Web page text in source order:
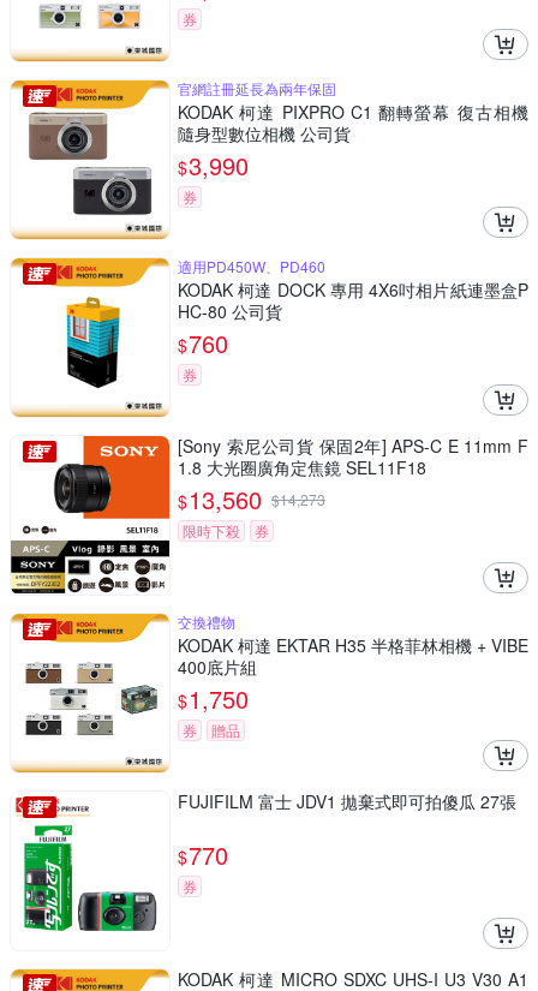
券
官網註冊延長為兩年保固
KODAK 柯達 PIXPRO C1 翻轉螢幕 復古相機
隨身型數位相機 公司貨
$3,990
券
適用PD450W、PD460
KODAK 柯達 DOCK 專用 4X6吋相片紙連墨盒P
HC-80 公司貨
$760
券
[Sony 索尼公司貨 保固2年] APS-C E 11mm F
1.8 大光圈廣角定焦鏡 SEL11F18
$13,560 $14,273
限時下殺
券
交換禮物
KODAK 柯達 EKTAR H35 半格菲林相機 + VIBE
400底片組
$1,750
券 贈品
FUJIFILM 富士 JDV1 拋棄式即可拍傻瓜 27張
$770
券
KODAK 柯達 MICRO SDXC UHS-I U3 V30 A1